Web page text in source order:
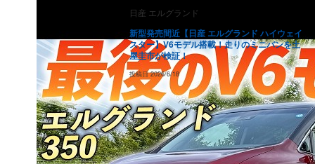
万円 76万円
2015年式
134.6 万円） 107.7万円 68.9万円 44.1万円 28.2万円 18.1
2014 年式
116.5万円） 93.2万円 59.6 万円 38.2 万円 24.4万円 15.6
2013年式
114.2万円） 91.4万円 58.5万円 37.4万円 23.9万円 15.3
2012年式
75.6万円） 60.5万円 38.7万円 24.8万円 15.9万円 10.1
日産 エルグランド
新型発売間近【日産 エルグランド ハイウェイ
スター】V6モデル搭載！走りのミニバンを土
屋圭市が検証！
投稿日2026/6/18